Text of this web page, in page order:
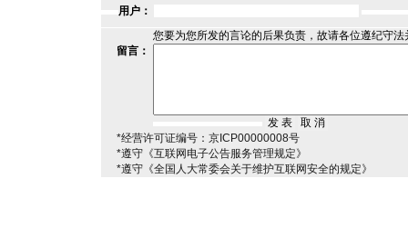
用户：
您要为您所发的言论的后果负责，故请各位遵纪守
留言：
*经营许可证编号：京ICP00000008号
*遵守《互联网电子公告服务管理规定》
*遵守《全国人大常委会关于维护互联网安全的规定》